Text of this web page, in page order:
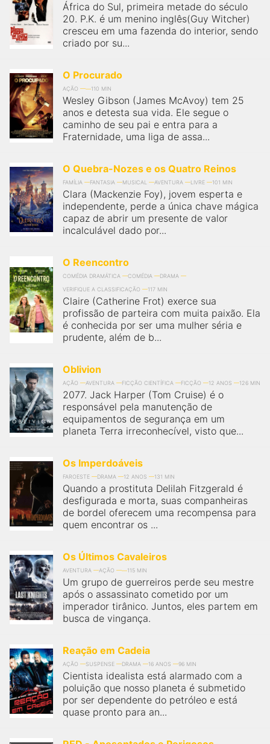
África do Sul, primeira metade do século
20. P.K. é um menino inglês(Guy Witcher)
cresceu em uma fazenda do interior, sendo
criado por su...
O Procurado
AÇÃO 110 MIN
Wesley Gibson (James McAvoy) tem 25
anos e detesta sua vida. Ele segue o
caminho de seu pai e entra para a
Fraternidade, uma liga de assa...
O Quebra-Nozes e os Quatro Reinos
FAMÍLIA FANTASIA MUSICAL AVENTURA LIVRE 101 MIN
Clara (Mackenzie Foy), jovem esperta e
independente, perde a única chave mágica
capaz de abrir um presente de valor
incalculável dado por...
O Reencontro
COMÉDIA DRAMÁTICA COMÉDIA
DRAMA
VERIFIQUE A CLASSIFICAÇÃO
117 MIN
Claire (Catherine Frot) exerce sua
profissão de parteira com muita paixão. Ela
é conhecida por ser uma mulher séria e
prudente, além de b...
Oblivion
AÇÃO AVENTURA FICÇÃO CIENTÍFICA FICÇÃO 12 ANOS 126 MIN
2077. Jack Harper (Tom Cruise) é o
responsável pela manutenção de
equipamentos de segurança em um
planeta Terra irreconhecível, visto que...
Os Imperdoáveis
FAROESTE DRAMA 12 ANOS 131 MIN
Quando a prostituta Delilah Fitzgerald é
desfigurada e morta, suas companheiras
de bordel oferecem uma recompensa para
quem encontrar os ...
Os Últimos Cavaleiros
AVENTURA AÇÃO 115 MIN
Um grupo de guerreiros perde seu mestre
após o assassinato cometido por um
imperador tirânico. Juntos, eles partem em
busca de vingança.
Reação em Cadeia
AÇÃO SUSPENSE DRAMA 16 ANOS 96 MIN
Cientista idealista está alarmado com a
poluição que nosso planeta é submetido
por ser dependente do petróleo e está
quase pronto para an...